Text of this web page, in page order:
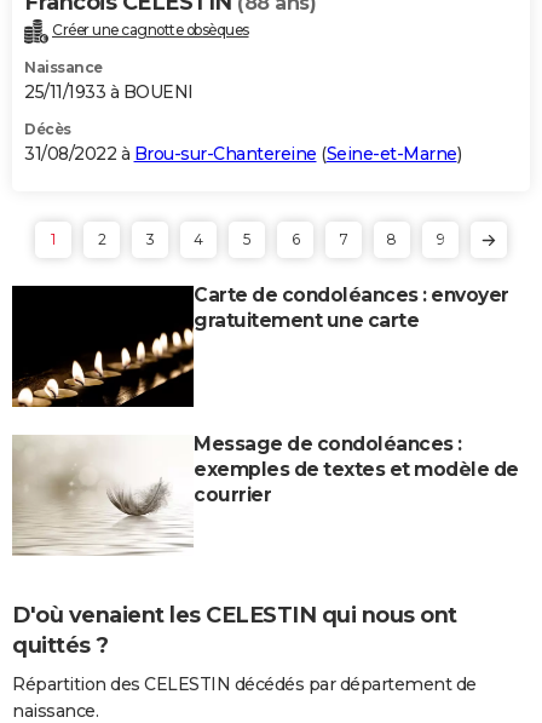
Créer une cagnotte obsèques
Naissance
25/11/1933 à BOUENI
Décès
31/08/2022 à Brou-sur-Chantereine (Seine-et-Marne)
1 2 3 4 5 6 7 8 9
Carte de condoléances : envoyer
gratuitement une carte
Message de condoléances :
exemples de textes et modèle de
courrier
D'où venaient les CELESTIN qui nous ont
quittés ?
Répartition des CELESTIN décédés par département de
naissance.